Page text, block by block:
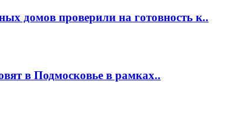
домов проверили на готовность к..
в Подмосковье в рамках..